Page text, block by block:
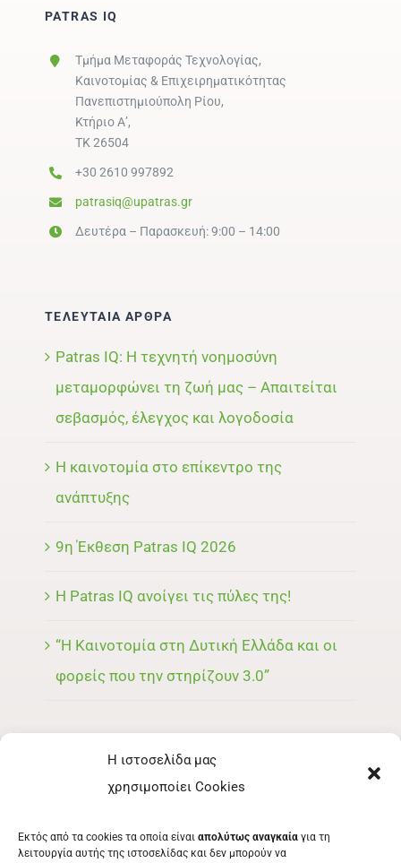
Η ιστοσελίδα μας
χρησιμοποίει Cookies
Εκτός από τα cookies τα οποία είναι απολύτως αναγκαία για τη
λειτουργία αυτής της ιστοσελίδας και δεν μπορούν να
PATRAS IQ
Τμήμα Μεταφοράς Τεχνολογίας,
Καινοτομίας & Επιχειρηματικότητας
Πανεπιστημιούπολη Ρίου,
Κτήριο Α’,
ΤΚ 26504
+30 2610 997892
patrasiq@upatras.gr
Δευτέρα – Παρασκευή: 9:00 – 14:00
ΤΕΛΕΥΤΑΙΑ ΑΡΘΡΑ
Patras IQ: Η τεχνητή νοημοσύνη
μεταμορφώνει τη ζωή μας – Απαιτείται
σεβασμός, έλεγχος και λογοδοσία
Η καινοτομία στο επίκεντρο της
ανάπτυξης
9η Έκθεση Patras IQ 2026
Η Patras IQ ανοίγει τις πύλες της!
“Η Καινοτομία στη Δυτική Ελλάδα και οι
φορείς που την στηρίζουν 3.0”
ΕΘΕΛΟΝΤΉΣ